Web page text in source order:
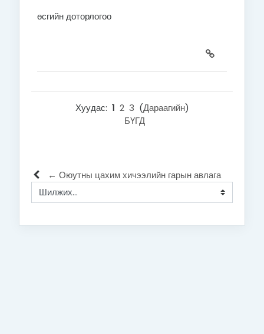
өсгийн доторлогоо
Хуудас: 1 2 3 (Дараагийн)
БҮГД
← Оюутны цахим хичээлийн гарын авлага
Шилжих...